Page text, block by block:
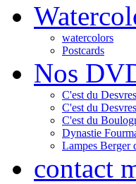
watercolors
Postcards
Nos
C'est du
C'est du
C'est du
Dynastie
Lampes Berger
contact